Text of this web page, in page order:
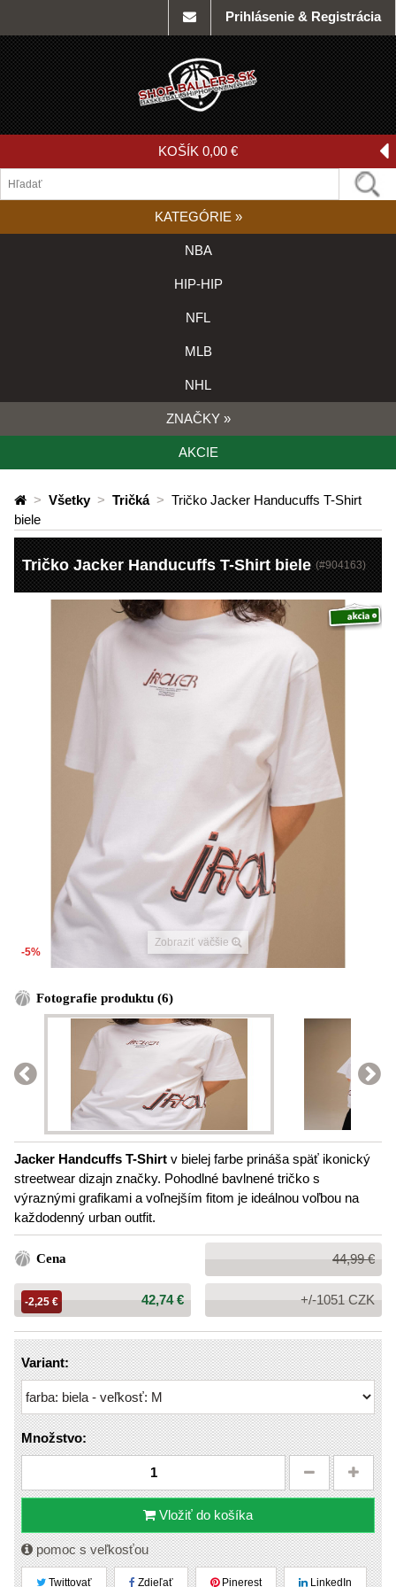
Prihlásenie & Registrácia
KOŠÍK 0,00 €
KATEGÓRIE »
NBA
HIP-HIP
NFL
MLB
NHL
ZNAČKY »
AKCIE
> Všetky > Tričká > Tričko Jacker Handucuffs T-Shirt
biele
Tričko Jacker Handucuffs T-Shirt biele (#904163)
Zobraziť väčšie
-5%
Fotografie produktu (6)
Jacker Handcuffs T-Shirt v bielej farbe prináša späť ikonický
streetwear dizajn značky. Pohodlné bavlnené tričko s
výraznými grafikami a voľnejším fitom je ideálnou voľbou na
každodenný urban outfit.
Cena
Bežná
cena:
44,99 €
Cena:
42,74 €
-2,25 € +/-1051 CZK
Variant:
Množstvo:
Vložiť do košíka
pomoc s veľkosťou
Twittovať Zdieľať Pinerest LinkedIn